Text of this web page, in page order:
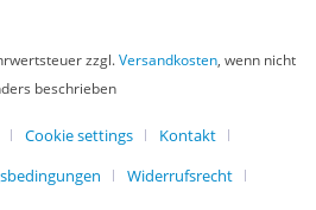
zzgl.Versandkosten, wenn nicht
beschrieben
Cookie settings
Kontakt
Widerrufsrecht